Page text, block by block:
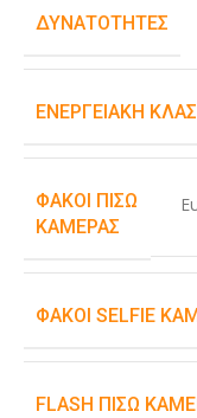
ΔΥΝΑΤΌΤΗΤΕΣ
ΕΝΕΡΓΕΙΑΚΉ
ΦΑΚΟΊ ΠΊΣΩ
ΚΆΜΕΡΑΣ
ΦΑΚΟΊ SELFIE
FLASH ΠΊΣΩ